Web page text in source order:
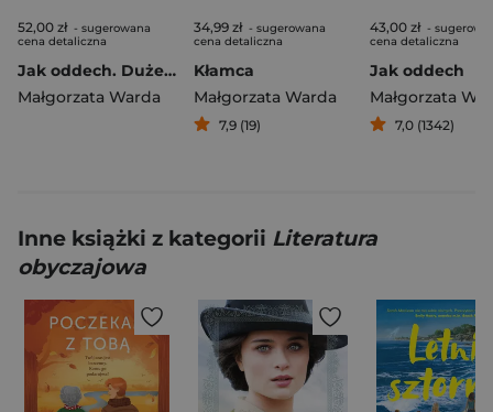
52,00 zł - sugerowana
cena detaliczna
Jak oddech. Duże Litery
Małgorzata Warda
34,99 zł - sugerowana
cena detaliczna
Kłamca
Małgorzata Warda
7,9 (19)
43,00 zł -
cena detaliczna
Jak oddech
Małgorzata
7,0 (1342)
Inne książki z kategorii Literatura
obyczajowa